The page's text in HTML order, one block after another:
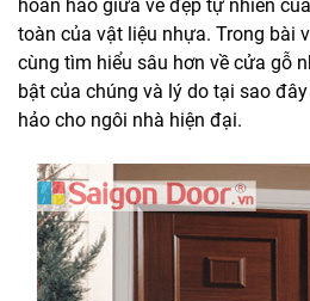
hoàn hảo giữa vẻ đẹp tự nhiên
toàn của vật liệu nhựa. Trong bài
cùng tìm hiểu sâu hơn về cửa gỗ
bật của chúng và lý do tại sao
hảo cho ngôi nhà hiện đại.